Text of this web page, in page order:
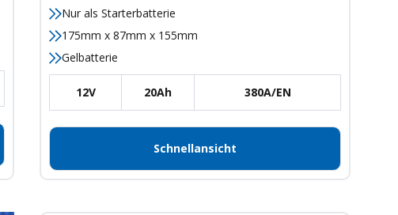
Nur als Starterbatterie
175mm x 87mm x 155mm
Gelbatterie
12V 20Ah 380A/EN
Schnellansicht